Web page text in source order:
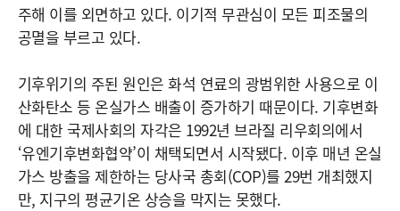
주해 이를 외면하고 있다. 이기적 무관심이 모든 피조물의
공멸을 부르고 있다.
기후위기의 주된 원인은 화석 연료의 광범위한 사용으로 이
산화탄소 등 온실가스 배출이 증가하기 때문이다. 기후변화
에 대한 국제사회의 자각은 1992년 브라질 리우회의에서
‘유엔기후변화협약’이 채택되면서 시작됐다. 이후 매년 온실
가스 방출을 제한하는 당사국 총회(COP)를 29번 개최했지
만, 지구의 평균기온 상승을 막지는 못했다.